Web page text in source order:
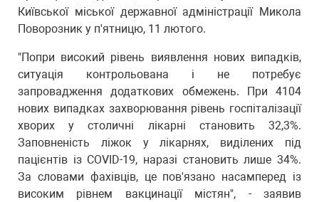
Київської міської державної адміністрації Микола
Поворозник у п'ятницю, 11 лютого.
"Попри високий рівень виявлення нових випадків,
ситуація контрольована і не потребує
запровадження додаткових обмежень. При 4104
нових випадках захворювання рівень госпіталізації
хворих у столичні лікарні становить 32,3%.
Заповненість ліжок у лікарнях, виділених під
пацієнтів із COVID-19, наразі становить лише 34%.
За словами фахівців, це пов'язано насамперед із
високим рівнем вакцинації містян", - заявив